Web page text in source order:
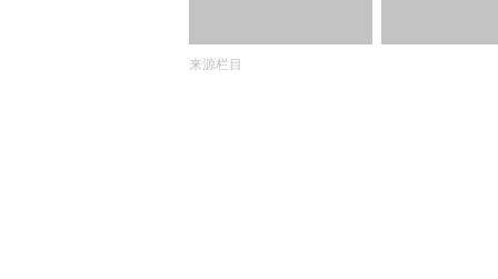
来源栏目